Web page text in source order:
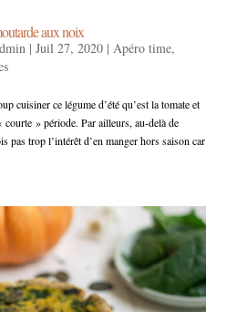
aux noix
| Juil 27, 2020| Apéro time,
cuisiner ce légume d’été qu’est la tomate et
» période. Par ailleurs, au-delà de
pas trop l’intérêt d’en manger hors saison car